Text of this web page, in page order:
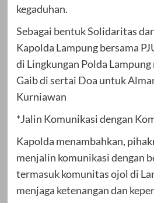
kegaduhan.
Sebagai bentuk Solidaritas
Kapolda Lampung bersama
di Lingkungan Polda
Gaib di sertai Doa untuk
Kurniawan
*Jalin Komunikasi dengan
Kapolda menambahkan,
menjalin komunikasi dengan
termasuk komunitas ojol di
menjaga ketenangan dan